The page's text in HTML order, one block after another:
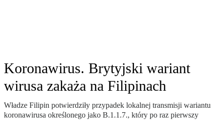
Koronawirus. Brytyjski wariant
wirusa zakaża na Filipinach
Władze Filipin potwierdziły przypadek lokalnej transmisji wariantu
koronawirusa określonego jako B.1.1.7., który po raz pierwszy